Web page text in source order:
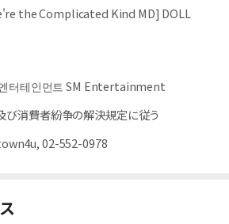
the Complicated Kind MD] DOLL
터테인먼트 SM Entertainment
び消費者紛争の解決規定に従う
02-552-0978